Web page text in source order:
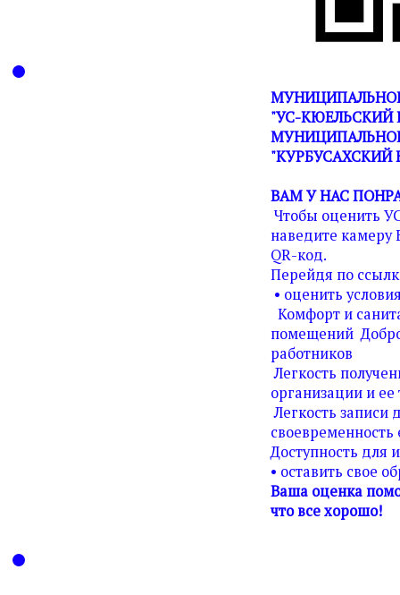
"УС-КЮЕЛЬСКИЙ
"КУРБУСАХСКИЙ
ВАМ У НАС
Чтобы оценить
наведите камеру
QR-код.
Перейдя по
• оценить
Комфорт и
помещений
работников
Легкость
организации и ее
Легкость записи
своевременность
Доступность для
• оставить свое
Ваша оценка
что все хорошо!